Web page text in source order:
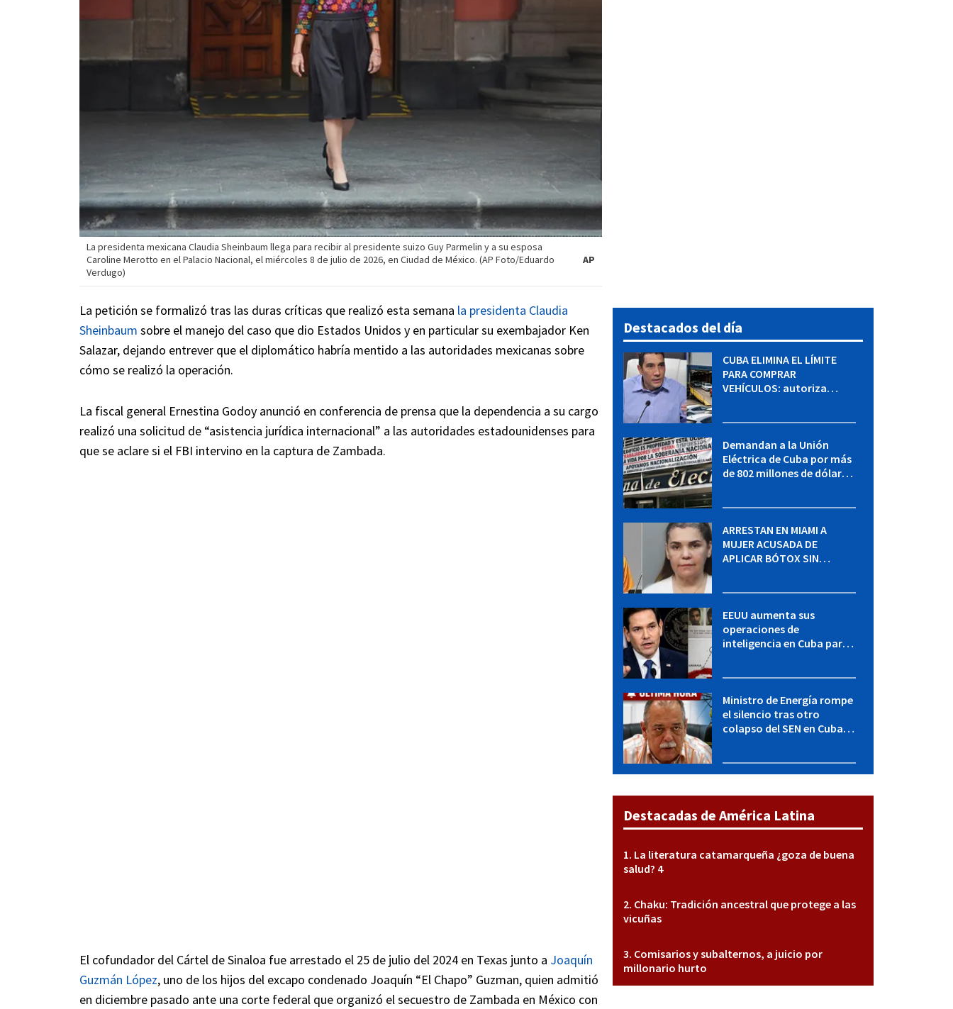
La presidenta mexicana Claudia Sheinbaum llega para recibir al presidente suizo Guy Parmelin y a su esposa
Caroline Merotto en el Palacio Nacional, el miércoles 8 de julio de 2026, en Ciudad de México. (AP Foto/Eduardo
Verdugo)
AP
La petición se formalizó tras las duras críticas que realizó esta semana la presidenta Claudia
Sheinbaum sobre el manejo del caso que dio Estados Unidos y en particular su exembajador Ken
Salazar, dejando entrever que el diplomático habría mentido a las autoridades mexicanas sobre
cómo se realizó la operación.
La fiscal general Ernestina Godoy anunció en conferencia de prensa que la dependencia a su cargo
realizó una solicitud de “asistencia jurídica internacional” a las autoridades estadounidenses para
que se aclare si el FBI intervino en la captura de Zambada.
El cofundador del Cártel de Sinaloa fue arrestado el 25 de julio del 2024 en Texas junto a Joaquín
Guzmán López, uno de los hijos del excapo condenado Joaquín “El Chapo” Guzman, quien admitió
en diciembre pasado ante una corte federal que organizó el secuestro de Zambada en México con
Destacados del día
CUBA ELIMINA EL LÍMITE
PARA COMPRAR
VEHÍCULOS: autoriza
Demandan a la Unión
Eléctrica de Cuba por más
de 802 millones de dólares
ARRESTAN EN MIAMI A
MUJER ACUSADA DE
APLICAR BÓTOX SIN
EEUU aumenta sus
operaciones de
inteligencia en Cuba para
Ministro de Energía rompe
el silencio tras otro
colapso del SEN en Cuba:
Destacadas de América Latina
La literatura catamarqueña ¿goza de buena
salud? 4
Chaku: Tradición ancestral que protege a las
vicuñas
Comisarios y subalternos, a juicio por
millonario hurto